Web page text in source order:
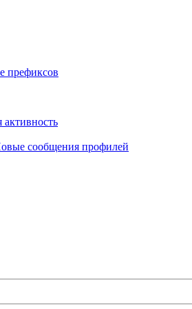
префиксов
активность
сообщения профилей